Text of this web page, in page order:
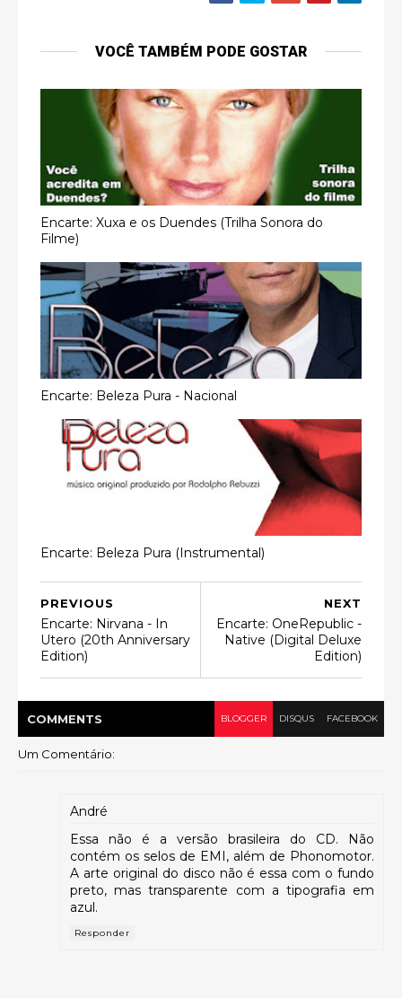
VOCÊ TAMBÉM PODE GOSTAR
Encarte: Xuxa e os Duendes (Trilha Sonora do
Filme)
Encarte: Beleza Pura - Nacional
Encarte: Beleza Pura (Instrumental)
NEXT
Encarte: OneRepublic -
Native (Digital Deluxe
Edition)
PREVIOUS
Encarte: Nirvana - In
Utero (20th Anniversary
Edition)
COMMENTS BLOGGER DISQUS FACEBOOK
Um Comentário:
André
Essa não é a versão brasileira do CD. Não
contém os selos de EMI, além de Phonomotor.
A arte original do disco não é essa com o fundo
preto, mas transparente com a tipografia em
azul.
Responder